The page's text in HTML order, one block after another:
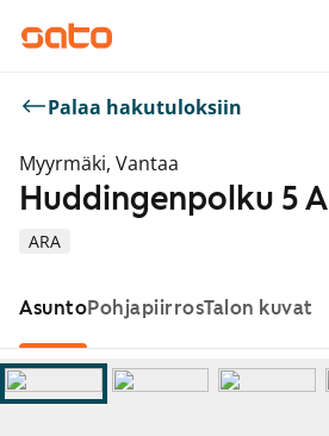
Palaa hakutuloksiin
Myyrmäki, Vantaa
ARA
Huddingenpolku 5 A
AsuntoPohjapiirrosTalon kuvat